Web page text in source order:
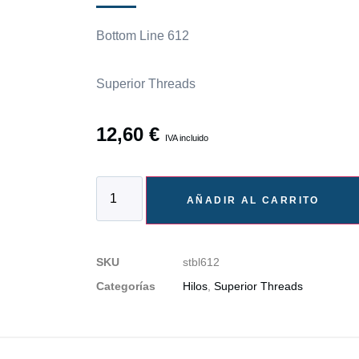
Bottom Line 612
Superior Threads
12,60 € IVA incluido
AÑADIR AL CARRITO
SKU
stbl612
Categorías
Hilos Superior Threads